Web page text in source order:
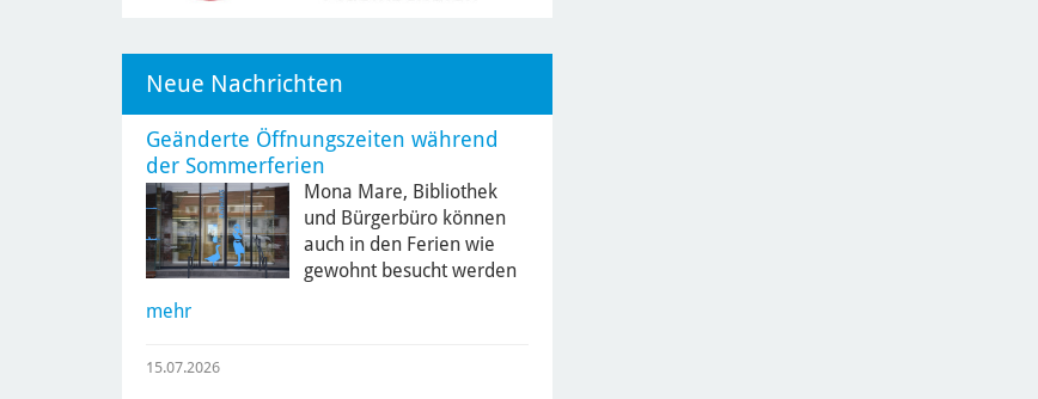
Neue Nachrichten
Geänderte Öffnungszeiten während
der Sommerferien
Mona Mare, Bibliothek
und Bürgerbüro können
auch in den Ferien wie
gewohnt besucht werden
mehr
15.07.2026